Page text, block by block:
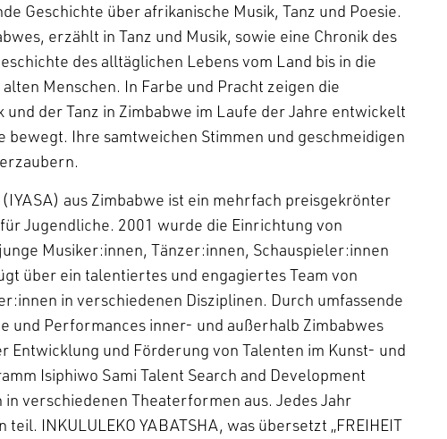
Geschichte über afrikanische Musik, Tanz und Poesie.
erzählt in Tanz und Musik, sowie eine Chronik des
des alltäglichen Lebens vom Land bis in die
Menschen. In Farbe und Pracht zeigen die
der Tanz in Zimbabwe im Laufe der Jahre entwickelt
bewegt. Ihre samtweichen Stimmen und geschmeidigen
aus Zimbabwe ist ein mehrfach preisgekrönter
Jugendliche. 2001 wurde die Einrichtung von
Musiker:innen, Tänzer:innen, Schauspieler:innen
über ein talentiertes und engagiertes Team von
in verschiedenen Disziplinen. Durch umfassende
und Performances inner- und außerhalb Zimbabwes
Entwicklung und Förderung von Talenten im Kunst- und
Isiphiwo Sami Talent Search and Development
verschiedenen Theaterformen aus. Jedes Jahr
INKULULEKO YABATSHA, was übersetzt „FREIHEIT